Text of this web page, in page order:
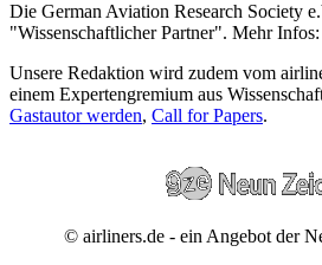
Die German Aviation Research Society
"Wissenschaftlicher Partner". Mehr Infos:
Unsere Redaktion wird zudem vom
einem Expertengremium aus
Gastautor werden, Call for Papers.
© airliners.de - ein Angebot der